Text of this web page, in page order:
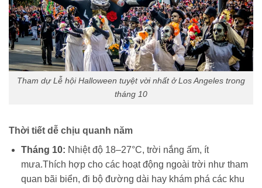
Tham dự Lễ hội Halloween tuyệt vời nhất ở Los Angeles trong
tháng 10
Thời tiết dễ chịu quanh năm
Tháng 10: Nhiệt độ 18–27°C, trời nắng ấm, ít
mưa.Thích hợp cho các hoạt động ngoài trời như tham
quan bãi biển, đi bộ đường dài hay khám phá các khu